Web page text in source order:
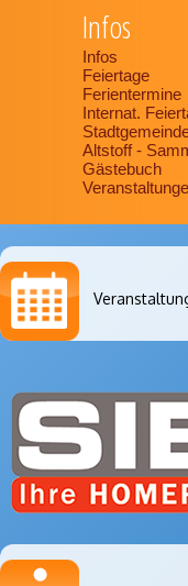
Infos
Infos
Feiertage
Ferientermine
Internat.
Altstoff -
Gästebuch